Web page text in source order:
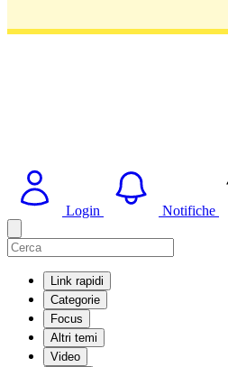
Login Notifiche
Link rapidi
Categorie
Focus
Altri temi
Video